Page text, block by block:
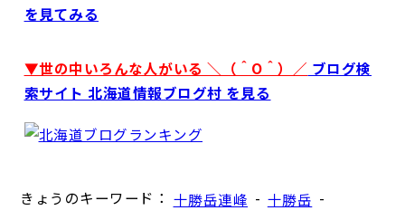
を見てみる
▼世の中いろんな人がいる ＼（＾O＾）／ ブログ検
索サイト 北海道情報ブログ村 を見る
きょうのキーワード： 十勝岳連峰 - 十勝岳 -